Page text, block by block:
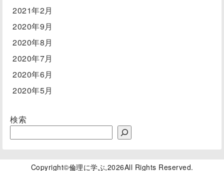
2021年2月
2020年9月
2020年8月
2020年7月
2020年6月
2020年5月
検索
Copyright©倫理に学ぶ,2026All Rights Reserved.